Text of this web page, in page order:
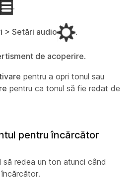
.
> Setări audio .
de acoperire.
pentru a opri tonul sau
pentru ca tonul să fie redat de
pentru încărcător
redea un ton atunci când